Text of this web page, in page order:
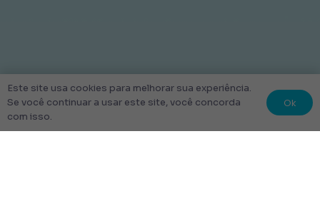
Este site usa cookies para melhorar sua experiência.
Se você continuar a usar este site, você concorda
com isso.
Ok